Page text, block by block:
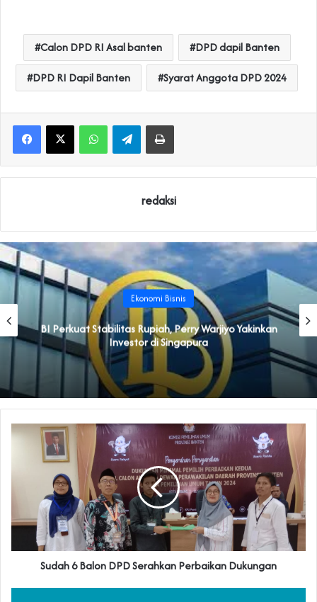
Calon DPD RI Asal banten DPD dapil Banten
DPD RI Dapil Banten Syarat Anggota DPD 2024
WhatsAppTelegramPrint
redaksi
Ekonomi Bisnis
BI Perkuat Stabilitas Rupiah, Perry Warjiyo Yakinkan
Investor di Singapura
Sudah 6 Balon DPD Serahkan Perbaikan Dukungan